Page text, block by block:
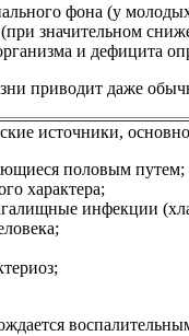
фона (у
значительном
и дефицита
приводит даже
источники,
половым путем;
характера;
инфекции